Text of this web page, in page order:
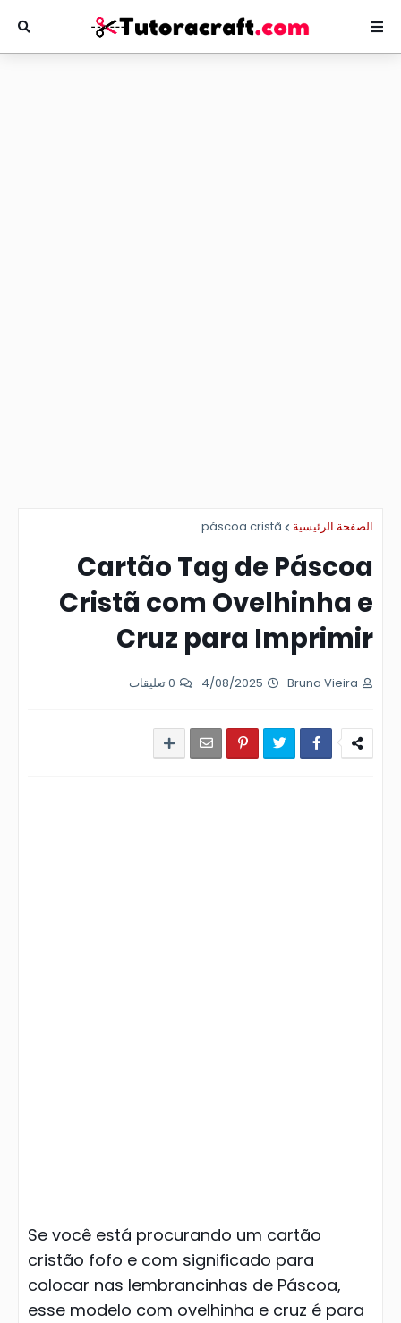
الصفحة الرئيسية páscoa cristã
Cartão Tag de Páscoa
Cristã com Ovelhinha e
Cruz para Imprimir
Bruna Vieira
4/08/2025 0 تعليقات
Se você está procurando um cartão
cristão fofo e com significado para
colocar nas lembrancinhas de Páscoa,
esse modelo com ovelhinha e cruz é para